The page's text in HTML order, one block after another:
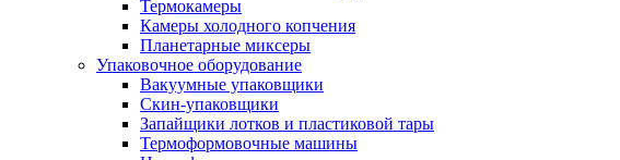
Термокамеры
Камеры холодного копчения
Планетарные миксеры
Упаковочное оборудование
Вакуумные упаковщики
Скин-упаковщики
Запайщики лотков и пластиковой тары
Термоформовочные машины